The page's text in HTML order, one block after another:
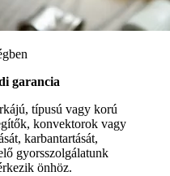
garancia
típusú vagy korú
konvektorok vagy
karbantartását,
gyorsszolgálatunk
önhöz.